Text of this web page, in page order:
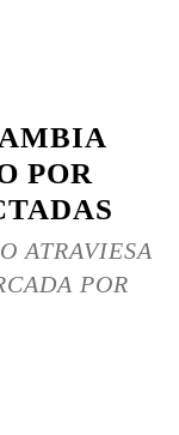
POR
ATRAVIESA
POR